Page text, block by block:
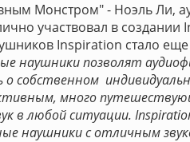
Монстром" - Ноэль Ли,
участвовал в
Inspiration стало
наушники позволят
собственном
много
в любой ситуации.
наушники с отличным